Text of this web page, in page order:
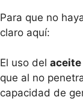
Para que no
claro aquí:
El uso del aceite
que al no
capacidad de